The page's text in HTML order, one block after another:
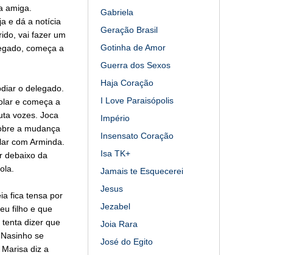
amiga.
e dá a notícia
vai fazer um
começa a
o delegado.
e começa a
vozes. Joca
a mudança
com Arminda.
debaixo da
fica tensa por
filho e que
dizer que
se
diz a
Gabriela
Geração Brasil
Gotinha de Amor
Guerra dos Sexos
Haja Coração
I Love Paraisópolis
Império
Insensato Coração
Isa TK+
Jamais te Esquecerei
Jesus
Jezabel
Joia Rara
José do Egito